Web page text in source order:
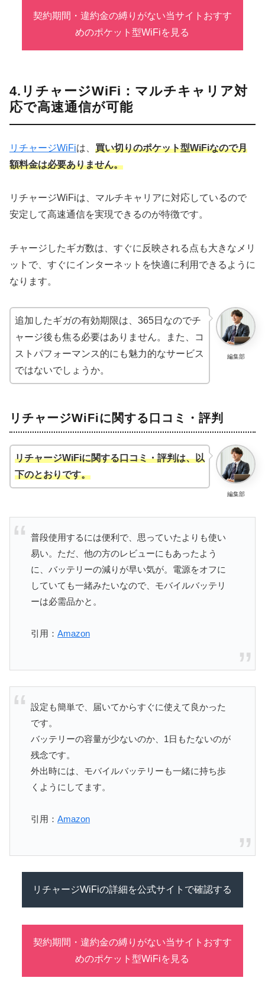
契約期間・違約金の縛りがない当サイトおすす
めのポケット型WiFiを見る
4.リチャージWiFi：マルチキャリア対
応で高速通信が可能
リチャージWiFiは、 買い切りのポケット型WiFiなので月
額料金は必要ありません。
リチャージWiFiは、マルチキャリアに対応しているので
安定して高速通信を実現できるのが特徴です。
チャージしたギガ数は、すぐに反映される点も大きなメリ
ットで、すぐにインターネットを快適に利用できるように
なります。
編集部
追加したギガの有効期限は、365日なのでチ
ャージ後も焦る必要はありません。また、コ
ストパフォーマンス的にも魅力的なサービス
ではないでしょうか。
リチャージWiFiに関する口コミ・評判
編集部
リチャージWiFiに関する口コミ・評判は、以
下のとおりです。
普段使用するには便利で、思っていたよりも使い
易い。ただ、他の方のレビューにもあったよう
に、バッテリーの減りが早い気が。電源をオフに
していても一緒みたいなので、モバイルバッテリ
ーは必需品かと。
引用：Amazon
設定も簡単で、届いてからすぐに使えて良かった
です。
バッテリーの容量が少ないのか、1日もたないのが
残念です。
外出時には、モバイルバッテリーも一緒に持ち歩
くようにしてます。
引用：Amazon
リチャージWiFiの詳細を公式サイトで確認する
契約期間・違約金の縛りがない当サイトおすす
めのポケット型WiFiを見る